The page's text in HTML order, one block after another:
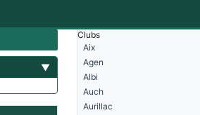
▼
Clubs
Aix
Agen
Albi
Auch
Aurillac